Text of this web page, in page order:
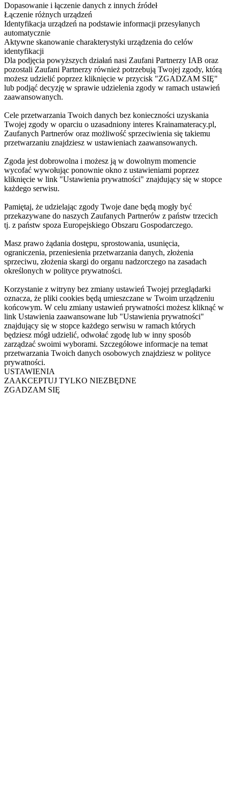
Dopasowanie i łączenie danych z innych źródeł
Łączenie różnych urządzeń
Identyfikacja urządzeń na podstawie informacji przesyłanych
automatycznie
Aktywne skanowanie charakterystyki urządzenia do celów
identyfikacji
Dla podjęcia powyższych działań nasi Zaufani Partnerzy IAB oraz
pozostali Zaufani Partnerzy również potrzebują Twojej zgody, którą
możesz udzielić poprzez kliknięcie w przycisk "ZGADZAM SIĘ"
lub podjąć decyzję w sprawie udzielenia zgody w ramach ustawień
zaawansowanych.
Cele przetwarzania Twoich danych bez konieczności uzyskania
Twojej zgody w oparciu o uzasadniony interes Krainamateracy.pl,
Zaufanych Partnerów oraz możliwość sprzeciwienia się takiemu
przetwarzaniu znajdziesz w ustawieniach zaawansowanych.
Zgoda jest dobrowolna i możesz ją w dowolnym momencie
wycofać wywołując ponownie okno z ustawieniami poprzez
kliknięcie w link "Ustawienia prywatności" znajdujący się w stopce
każdego serwisu.
Pamiętaj, że udzielając zgody Twoje dane będą mogły być
przekazywane do naszych Zaufanych Partnerów z państw trzecich
tj. z państw spoza Europejskiego Obszaru Gospodarczego.
Masz prawo żądania dostępu, sprostowania, usunięcia,
ograniczenia, przeniesienia przetwarzania danych, złożenia
sprzeciwu, złożenia skargi do organu nadzorczego na zasadach
określonych w polityce prywatności.
Korzystanie z witryny bez zmiany ustawień Twojej przeglądarki
oznacza, że pliki cookies będą umieszczane w Twoim urządzeniu
końcowym. W celu zmiany ustawień prywatności możesz kliknąć w
link Ustawienia zaawansowane lub "Ustawienia prywatności"
znajdujący się w stopce każdego serwisu w ramach których
będziesz mógł udzielić, odwołać zgodę lub w inny sposób
zarządzać swoimi wyborami. Szczegółowe informacje na temat
przetwarzania Twoich danych osobowych znajdziesz w polityce
prywatności.
USTAWIENIA
ZAAKCEPTUJ TYLKO NIEZBĘDNE
ZGADZAM SIĘ